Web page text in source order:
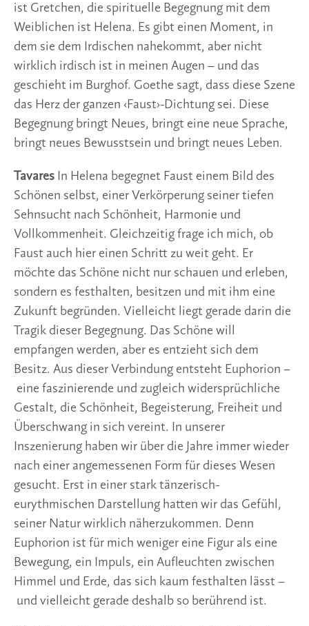
ist Gretchen, die spirituelle Begegnung mit dem
Weiblichen ist Helena. Es gibt einen Moment, in
dem sie dem Irdischen nahekommt, aber nicht
wirklich irdisch ist in meinen Augen – und das
geschieht im Burghof. Goethe sagt, dass diese Szene
das Herz der ganzen ‹Faust›-Dichtung sei. Diese
Begegnung bringt Neues, bringt eine neue Sprache,
bringt neues Bewusstsein und bringt neues Leben.
Tavares In Helena begegnet Faust einem Bild des
Schönen selbst, einer Verkörperung seiner tiefen
Sehnsucht nach Schönheit, Harmonie und
Vollkommenheit. Gleichzeitig frage ich mich, ob
Faust auch hier einen Schritt zu weit geht. Er
möchte das Schöne nicht nur schauen und erleben,
sondern es festhalten, besitzen und mit ihm eine
Zukunft begründen. Vielleicht liegt gerade darin die
Tragik dieser Begegnung. Das Schöne will
empfangen werden, aber es entzieht sich dem
Besitz. Aus dieser Verbindung entsteht Euphorion –
eine faszinierende und zugleich widersprüchliche
Gestalt, die Schönheit, Begeisterung, Freiheit und
Überschwang in sich vereint. In unserer
Inszenierung haben wir über die Jahre immer wieder
nach einer angemessenen Form für dieses Wesen
gesucht. Erst in einer stark tänzerisch-
eurythmischen Darstellung hatten wir das Gefühl,
seiner Natur wirklich näherzukommen. Denn
Euphorion ist für mich weniger eine Figur als eine
Bewegung, ein Impuls, ein Aufleuchten zwischen
Himmel und Erde, das sich kaum festhalten lässt –
und vielleicht gerade deshalb so berührend ist.